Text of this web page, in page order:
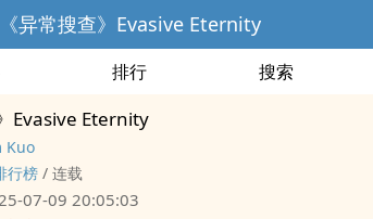
《异常搜查》Evasive Eternity
排行 搜索
Evasive Eternity
Kuo
行榜 / 连载
07-09 20:05:03